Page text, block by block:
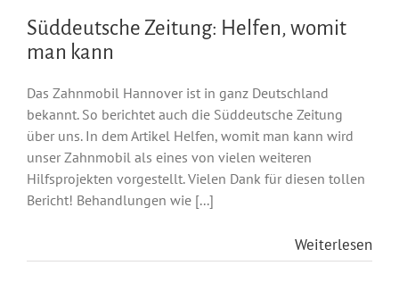
Süddeutsche Zeitung: Helfen, womit
man kann
Das Zahnmobil Hannover ist in ganz Deutschland
bekannt. So berichtet auch die Süddeutsche Zeitung
über uns. In dem Artikel Helfen, womit man kann wird
unser Zahnmobil als eines von vielen weiteren
Hilfsprojekten vorgestellt. Vielen Dank für diesen tollen
Bericht! Behandlungen wie [...]
Weiterlesen